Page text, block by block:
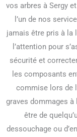
vos arbres à Sergy
l’un de nos
jamais être pris à la
l’attention pour
sécurité et
les composants
commise lors de
graves dommages
être de
dessouchage ou